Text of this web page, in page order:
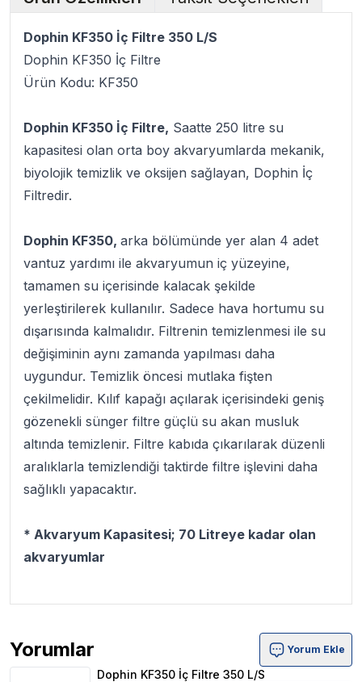
Dophin KF350 İç Filtre 350 L/S
Dophin KF350 İç Filtre
Ürün Kodu: KF350
Dophin KF350 İç Filtre, Saatte 250 litre su
kapasitesi olan orta boy akvaryumlarda mekanik,
biyolojik temizlik ve oksijen sağlayan, Dophin İç
Filtredir.
Dophin KF350, arka bölümünde yer alan 4 adet
vantuz yardımı ile akvaryumun iç yüzeyine,
tamamen su içerisinde kalacak şekilde
yerleştirilerek kullanılır. Sadece hava hortumu su
dışarısında kalmalıdır. Filtrenin temizlenmesi ile su
değişiminin aynı zamanda yapılması daha
uygundur. Temizlik öncesi mutlaka fişten
çekilmelidir. Kılıf kapağı açılarak içerisindeki geniş
gözenekli sünger filtre güçlü su akan musluk
altında temizlenir. Filtre kabıda çıkarılarak düzenli
aralıklarla temizlendiği taktirde filtre işlevini daha
sağlıklı yapacaktır.
* Akvaryum Kapasitesi; 70 Litreye kadar olan
akvaryumlar
Yorumlar
Dophin KF350 İç Filtre 350 L/S Ürün Yorumları
Yorum Ekle
Dophin KF350 İç Filtre 350 L/S